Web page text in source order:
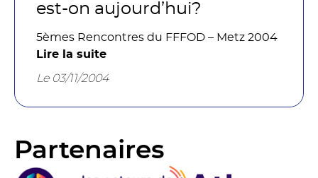
est-on aujourd’hui?
5èmes Rencontres du FFFOD – Metz 2004
Lire la suite
Le 03/11/2004
Partenaires